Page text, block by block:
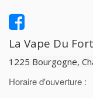
La Vape Du
1225 Bourgogne,
Horaire d'ouverture :